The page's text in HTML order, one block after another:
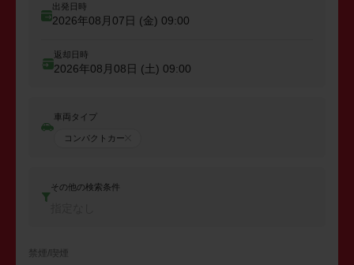
出発日時
2026年08月07日 (金) 09:00
返却日時
2026年08月08日 (土) 09:00
車両タイプ
コンパクトカー
その他の検索条件
禁煙/喫煙